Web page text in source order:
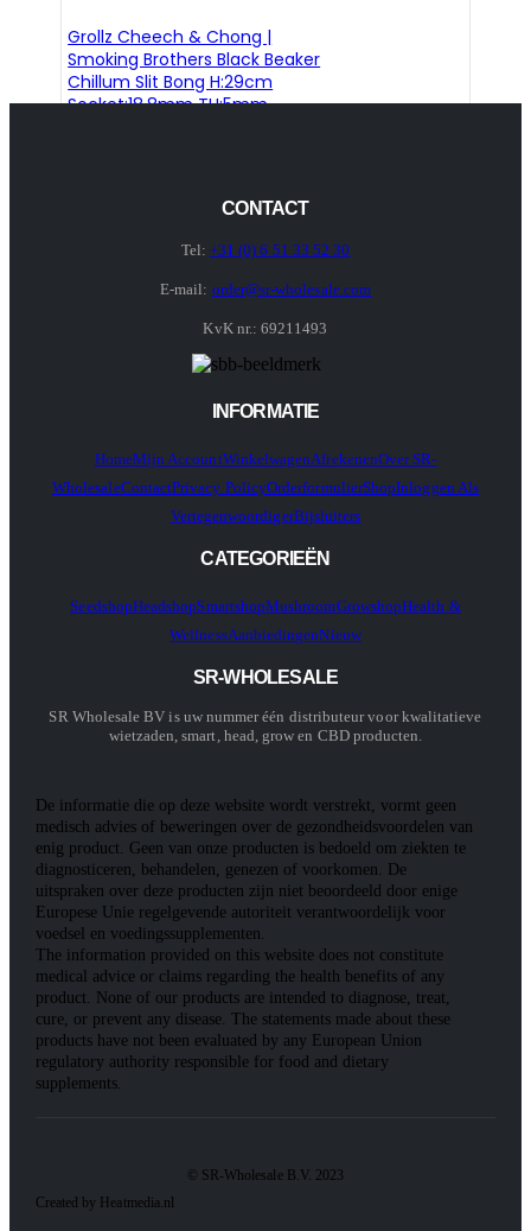
Grollz Cheech & Chong |
Smoking Brothers Black Beaker
Chillum Slit Bong H:29cm
Socket:18.8mm TH:5mm
CONTACT
Tel: +31 (0) 6 51 33 52 30
E-mail: order@sr-wholesale.com
KvK nr.: 69211493
INFORMATIE
HomeMijn AccountWinkelwagenAfrekenenOver SR-
WholesaleContactPrivacy PolicyOrderformulierShopInloggen Als
VertegenwoordigerBijsluiters
CATEGORIEËN
SeedshopHeadshopSmartshopMushroomGrowshopHealth &
WellnessAanbiedingenNieuw
SR-WHOLESALE
SR Wholesale BV is uw nummer één distributeur voor kwalitatieve
wietzaden, smart, head, grow en CBD producten.
De informatie die op deze website wordt verstrekt, vormt geen
medisch advies of beweringen over de gezondheidsvoordelen van
enig product. Geen van onze producten is bedoeld om ziekten te
diagnosticeren, behandelen, genezen of voorkomen. De
uitspraken over deze producten zijn niet beoordeeld door enige
Europese Unie regelgevende autoriteit verantwoordelijk voor
voedsel en voedingssupplementen.
The information provided on this website does not constitute
medical advice or claims regarding the health benefits of any
product. None of our products are intended to diagnose, treat,
cure, or prevent any disease. The statements made about these
products have not been evaluated by any European Union
regulatory authority responsible for food and dietary
supplements.
© SR-Wholesale B.V. 2023
Created by Heatmedia.nl